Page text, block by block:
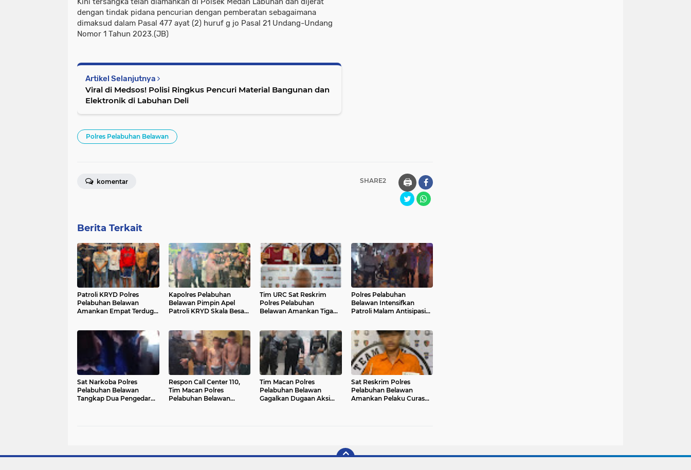
dengan tindak pidana pencurian dengan pemberatan sebagaimana
dimaksud dalam Pasal 477 ayat (2) huruf g jo Pasal 21 Undang-Undang
Nomor 1 Tahun 2023.(JB)
Artikel Selanjutnya
Viral di Medsos! Polisi Ringkus Pencuri Material Bangunan dan
Elektronik di Labuhan Deli
Polres Pelabuhan Belawan
SHARE2 🖨️
komentar
Berita Terkait
Patroli KRYD Polres
Pelabuhan Belawan
Amankan Empat Terduga
Kapolres Pelabuhan
Belawan Pimpin Apel
Patroli KRYD Skala Besar
Tim URC Sat Reskrim
Polres Pelabuhan
Belawan Amankan Tiga
Positif Narkotika
Polres Pelabuhan
Belawan Intensifkan
Patroli Malam Antisipasi
Sat Narkoba Polres
Pelabuhan Belawan
Tangkap Dua Pengedar
Respon Call Center 110,
Tim Macan Polres
Pelabuhan Belawan
Tim Macan Polres
Pelabuhan Belawan
Gagalkan Dugaan Aksi
Sat Reskrim Polres
Pelabuhan Belawan
Amankan Pelaku Curas